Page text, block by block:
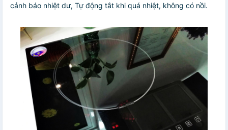
cảnh báo nhiệt dư, Tự động tắt khi quá nhiệt, không có nồi.